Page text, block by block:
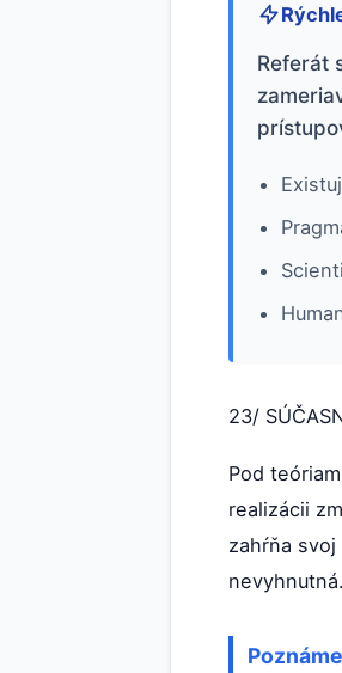
Referát
23/
Pod
realizácii
zahŕňa
nevyhnutná.